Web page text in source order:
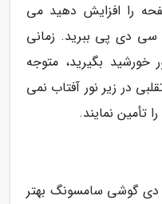
را افزایش دهید می
سی دی پی ببرید. زمانی
بگیرید، متوجه
در زیر نور آفتاب نمی
تأمین نمایند.
گوشی سامسونگ بهتر